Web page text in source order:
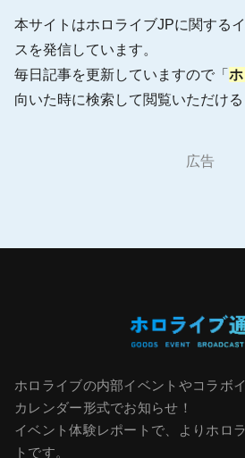
本サイトはホロライブJPに関する
スを発信しています。
毎日記事を更新していますので「
向いた時に検索して閲覧いただける
広告
ホロライブの内部イベントやコラボ
カレンダー形式でお知らせ！
イベント体験レポートで、よりホロ
トです。